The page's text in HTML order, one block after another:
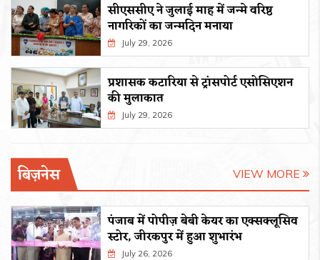
सीएससीए ने जुलाई माह में जन्मे वरिष्ठ
नागरिकों का जन्मदिन मनाया
July 29, 2026
प्रशासक कटारिया से ट्रांसपोर्ट एसोसिएशन
की मुलाकात
July 29, 2026
बिज़नेस VIEW MORE
पंजाब में पोपीज़ बेबी केयर का एक्सक्लूसिव
स्टोर, जीरकपुर में हुआ शुभारंभ
July 26, 2026